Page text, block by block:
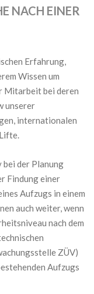
NACH EINER
Erfahrung,
Wissen um
Mitarbeit bei deren
unserer
internationalen
der Planung
Findung einer
Aufzugs in einem
auch weiter, wenn
nach dem
ZÜV)
Aufzugs